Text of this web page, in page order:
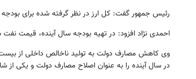
رئیس جمهور گفت: کل ارز در نظر گرفته شده برای بودجه سال آینده 36
احمدی نژاد افزود: در تهیه بودجه سال آینده، قیمت
وی کاهش مصارف دولت به تولید ناخالص داخلی از
در سال آینده را به عنوان اصلاح مصارف دولت و یکی از شاخص